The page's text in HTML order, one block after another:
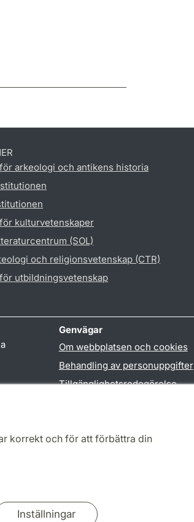
korrekt och för att förbättra din
Inställningar
arkeologi och antikens historia
kulturvetenskaper
(SOL)
och religionsvetenskap (CTR)
utbildningsvetenskap
Genvägar
Om webbplatsen och cookies
Behandling av personuppgifter
Tillgänglighetsredogörelse